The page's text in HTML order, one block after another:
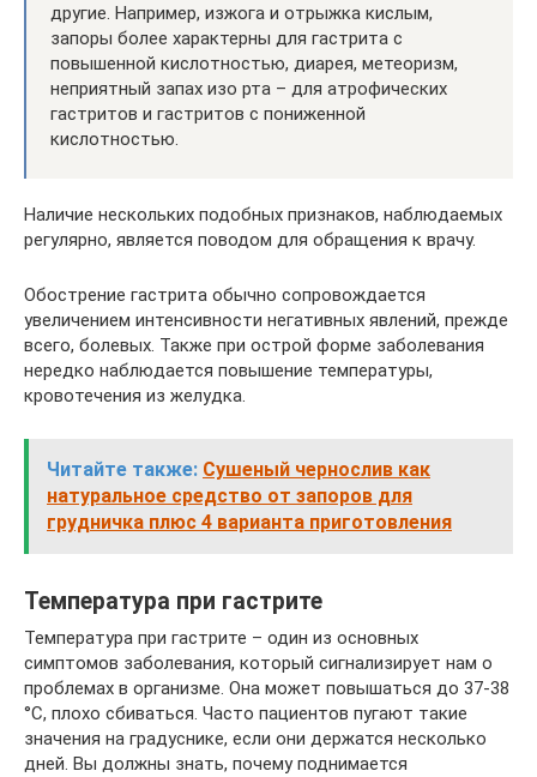
другие. Например, изжога и отрыжка кислым,
запоры более характерны для гастрита с
повышенной кислотностью, диарея, метеоризм,
неприятный запах изо рта – для атрофических
гастритов и гастритов с пониженной
кислотностью.
Наличие нескольких подобных признаков, наблюдаемых
регулярно, является поводом для обращения к врачу.
Обострение гастрита обычно сопровождается
увеличением интенсивности негативных явлений, прежде
всего, болевых. Также при острой форме заболевания
нередко наблюдается повышение температуры,
кровотечения из желудка.
Читайте также: Сушеный чернослив как
натуральное средство от запоров для
грудничка плюс 4 варианта приготовления
Температура при гастрите
Температура при гастрите – один из основных
симптомов заболевания, который сигнализирует нам о
проблемах в организме. Она может повышаться до 37-38
°С, плохо сбиваться. Часто пациентов пугают такие
значения на градуснике, если они держатся несколько
дней. Вы должны знать, почему поднимается